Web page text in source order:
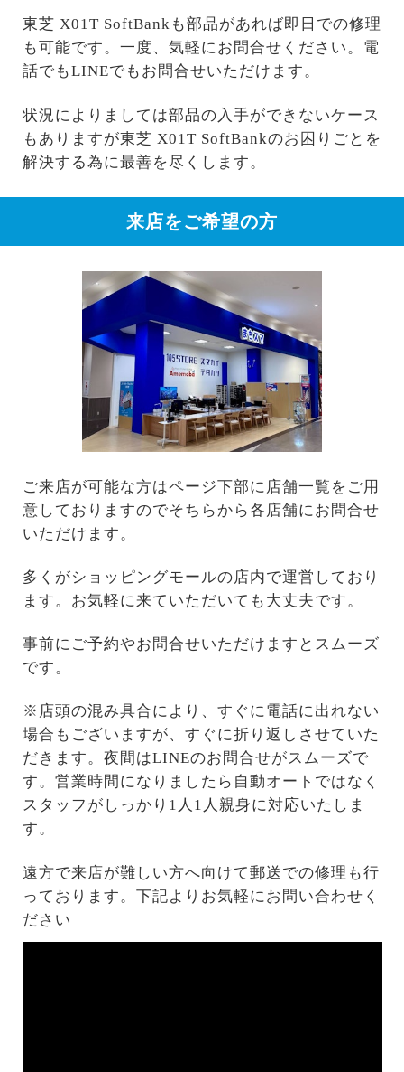
東芝 X01T SoftBankも部品があれば即日での修理
も可能です。一度、気軽にお問合せください。電
話でもLINEでもお問合せいただけます。
状況によりましては部品の入手ができないケース
もありますが東芝 X01T SoftBankのお困りごとを
解決する為に最善を尽くします。
来店をご希望の方
ご来店が可能な方はページ下部に店舗一覧をご用
意しておりますのでそちらから各店舗にお問合せ
いただけます。
多くがショッピングモールの店内で運営しており
ます。お気軽に来ていただいても大丈夫です。
事前にご予約やお問合せいただけますとスムーズ
です。
※店頭の混み具合により、すぐに電話に出れない
場合もございますが、すぐに折り返しさせていた
だきます。夜間はLINEのお問合せがスムーズで
す。営業時間になりましたら自動オートではなく
スタッフがしっかり1人1人親身に対応いたしま
す。
遠方で来店が難しい方へ向けて郵送での修理も行
っております。下記よりお気軽にお問い合わせく
ださい